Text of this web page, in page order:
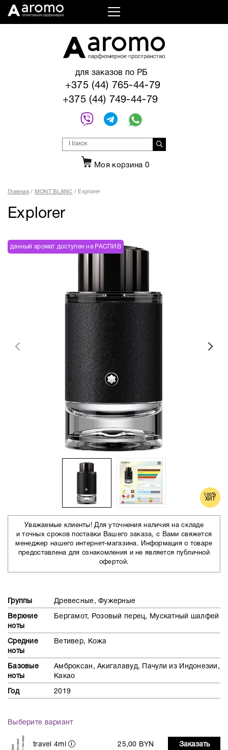
для заказов по РБ
+375 (44) 765-44-79
+375 (44) 749-44-79
Моя корзина 0
Главная MONT BLANC Explorer
Explorer
данный аромат доступен на РАСПИВ
100%
ХИТ
Уважаемые клиенты! Для уточнения наличия на складе
и точных сроков поставки Вашего заказа, с Вами свяжется
менеджер нашего интернет-магазина. Информация о товаре
предоставлена для ознакомления и не является публичной
офертой.
Группы Древесные, Фужерные
Верхние
ноты
Бергамот, Розовый перец, Мускатный шалфей
Средние
ноты
Ветивер, Кожа
Базовые
ноты
Амброксан, Акигалавуд, Пачули из Индонезии,
Какао
Год 2019
Выберите вариант
travel 4ml 25,00 BYN Заказать